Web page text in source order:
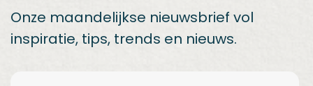
Onze maandelijkse nieuwsbrief vol
inspiratie, tips, trends en nieuws.